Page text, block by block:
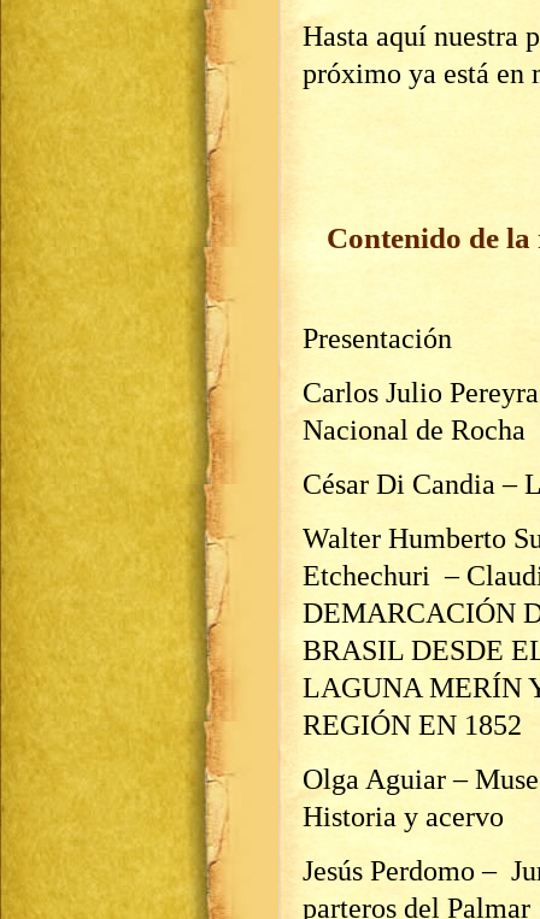
Hasta aquí nuestra
próximo ya está en
Contenido de la
Presentación
Carlos Julio
Nacional de Rocha
César Di Candia –
Walter Humberto
Etchechuri –
DEMARCACIÓN
BRASIL DESDE
LAGUNA MERÍN
REGIÓN EN 1852
Olga Aguiar –
Historia y acervo
Jesús Perdomo –
parteros del Palmar